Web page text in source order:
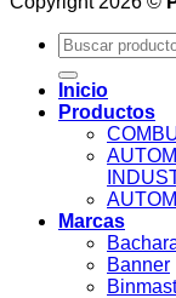
Buscar
por:
Inicio
Productos
Marcas
Banner